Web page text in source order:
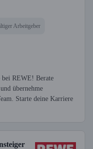
Arbeitgeber
bei REWE! Berate
übernehme
Starte deine Karriere